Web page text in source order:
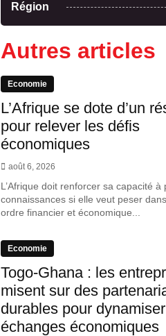
Région
Autres articles
Economie
L’Afrique se dote d’un
pour relever les défis
économiques
août 6, 2026
L’Afrique doit renforcer sa capacité à
connaissances si elle veut peser
ordre financier et économique...
Economie
Togo-Ghana : les
misent sur des
durables pour
échanges économiques